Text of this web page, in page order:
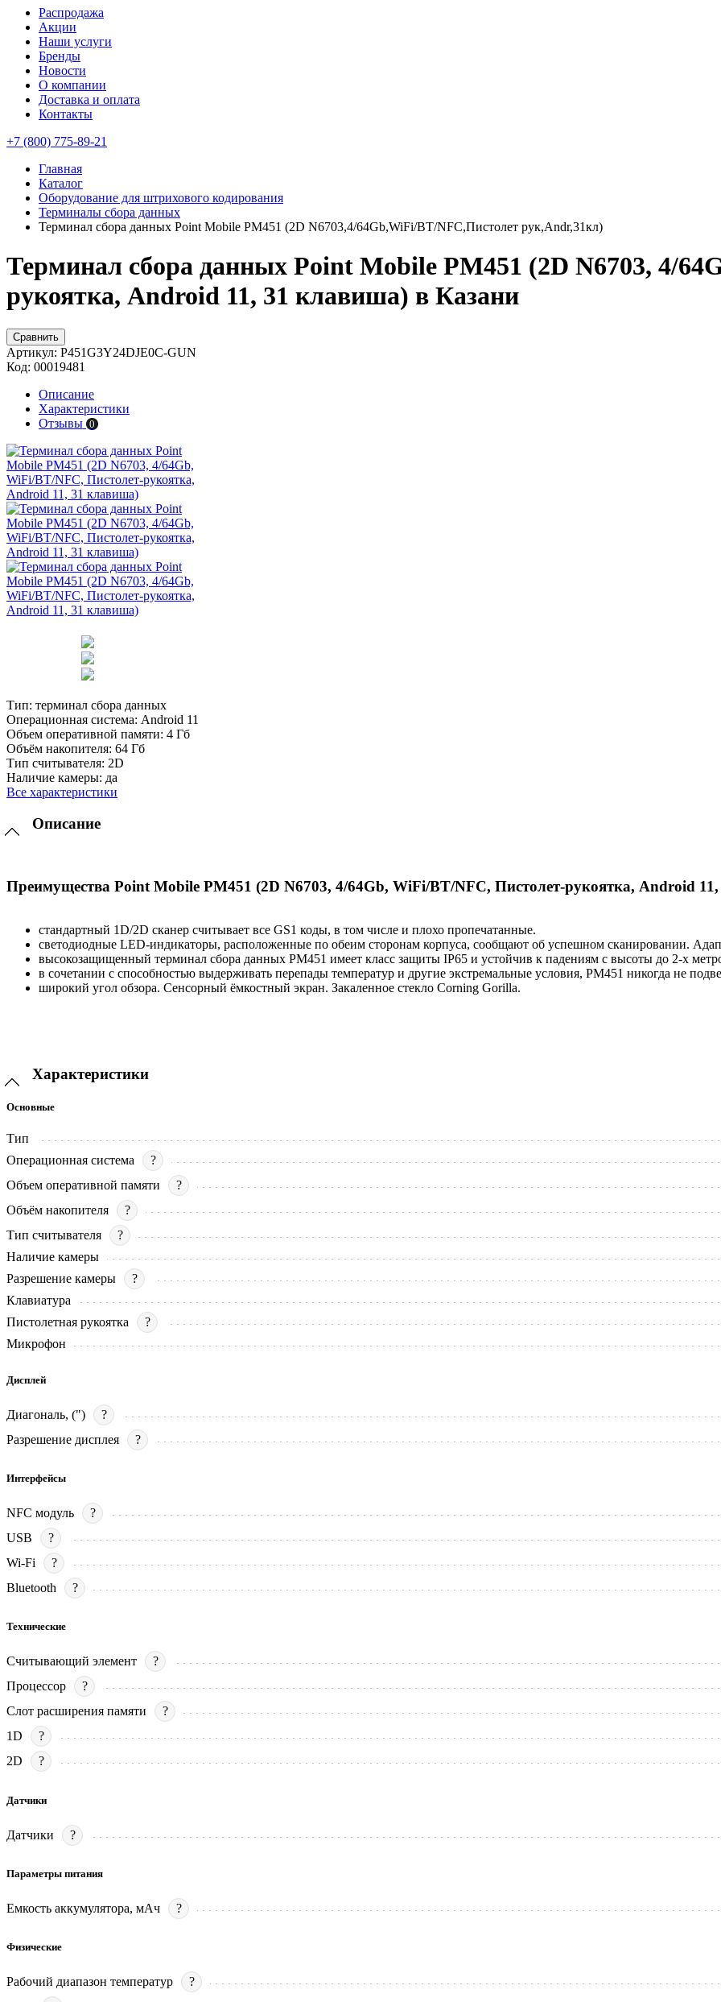
Распродажа
Акции
Наши услуги
Бренды
Новости
О компании
Доставка и оплата
Контакты
+7 (800) 775-89-21
Главная
Каталог
Оборудование для штрихового кодирования
Терминалы сбора данных
Терминал сбора данных Point Mobile PM451 (2D N6703,4/64Gb,WiFi/BT/NFC,Пистолет рук,Andr,31кл)
Терминал сбора данных Point Mobile PM451 (2D N6703, 4/
рукоятка, Android 11, 31 клавиша) в Казани
Сравнить
Артикул: P451G3Y24DJE0C-GUN
Код: 00019481
Описание
Характеристики
Отзывы 0
Тип: терминал сбора данных
Операционная система: Android 11
Объем оперативной памяти: 4 Гб
Объём накопителя: 64 Гб
Тип считывателя: 2D
Наличие камеры: да
Все характеристики
Описание
Преимущества Point Mobile PM451 (2D N6703, 4/64Gb, WiFi/BT/NFC, Пистолет-рукоятка, Android
стандартный 1D/2D сканер считывает все GS1 коды, в том числе и плохо пропечатанные.
светодиодные LED-индикаторы, расположенные по обеим сторонам корпуса, сообщают об успешном сканировании.
высокозащищенный терминал сбора данных РМ451 имеет класс защиты IP65 и устойчив к падениям с высоты до 2-х
в сочетании с способностью выдерживать перепады температур и другие экстремальные условия, РМ451 никогда не
широкий угол обзора. Сенсорный ёмкостный экран. Закаленное стекло Corning Gorilla.
Характеристики
Основные
Тип
Операционная система
?
Объем оперативной памяти
?
Объём накопителя
?
Тип считывателя
?
Наличие камеры
Разрешение камеры
?
Клавиатура
Пистолетная рукоятка
?
Микрофон
Дисплей
Диагональ, (")
?
Разрешение дисплея
?
Интерфейсы
NFC модуль
?
USB
?
Wi-Fi
?
Bluetooth
?
Технические
Считывающий элемент
?
Процессор
?
Слот расширения памяти
?
1D
?
2D
?
Датчики
Датчики ?
Параметры питания
Емкость аккумулятора, мАч ?
Физические
Рабочий диапазон температур
?